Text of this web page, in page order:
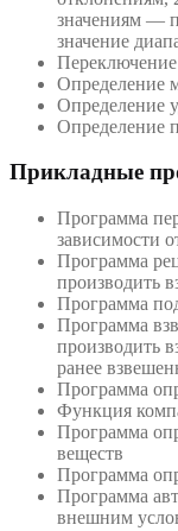
значениям —
значение
Определение
Определение
Определение
Прикладные
Программа
зависимости
Программа
производить
Программа
Программа
производить
ранее
Программа
Функция
Программа
веществ
Программа
Программа
внешним